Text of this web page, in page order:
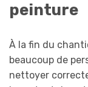
peinture
À la fin du
beaucoup de
nettoyer